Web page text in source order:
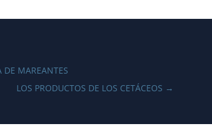
DE MAREANTES
LOS PRODUCTOS DE LOS CETÁCEOS →